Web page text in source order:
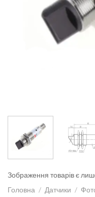
Зображення товарів є
Головна / Датчики /